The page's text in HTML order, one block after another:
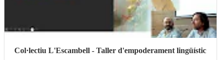
Col·lectiu L'Escambell - Taller d'empoderament lingüístic